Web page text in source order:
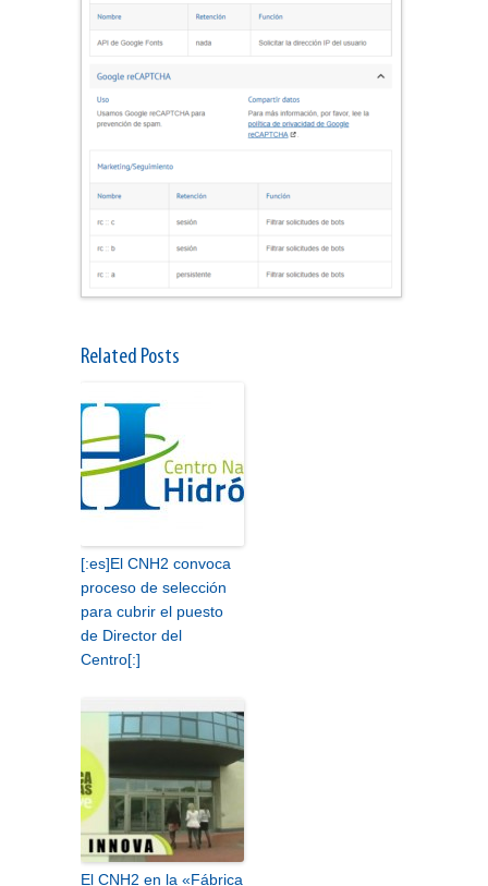
Related Posts
[:es]El CNH2 convoca
proceso de selección
para cubrir el puesto
de Director del
Centro[:]
El CNH2 en la «Fábrica